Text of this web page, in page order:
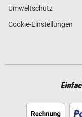
Umweltschutz
Cookie-Einstellungen